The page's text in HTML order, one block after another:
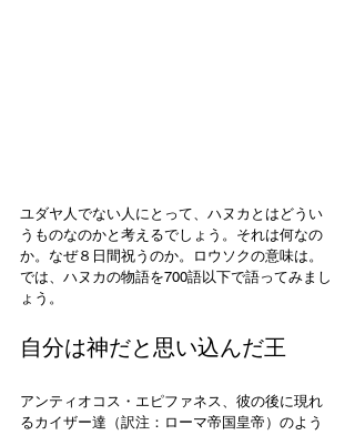
ユダヤ人でない人にとって、ハヌカとはどうい
うものなのかと考えるでしょう。それは何なの
か。なぜ８日間祝うのか。ロウソクの意味は。
では、ハヌカの物語を700語以下で語ってみまし
ょう。
自分は神だと思い込んだ王
アンティオコス・エピファネス、彼の後に現れ
るカイザー達（訳注：ローマ帝国皇帝）のよう